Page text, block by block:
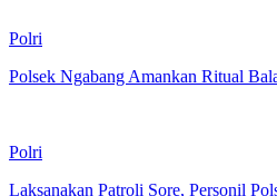
Polri
Polsek Ngabang Amankan Ritual
Polri
Laksanakan Patroli Sore, Personil